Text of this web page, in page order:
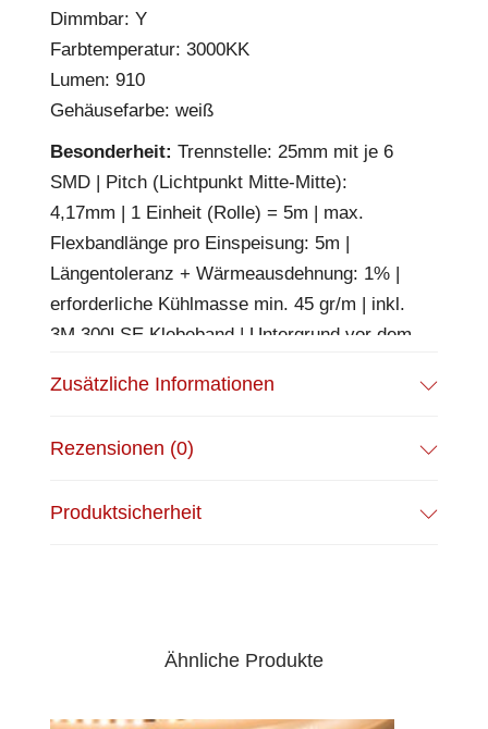
Dimmbar: Y
Farbtemperatur: 3000KK
Lumen: 910
Gehäusefarbe: weiß
Besonderheit: Trennstelle: 25mm mit je 6
SMD | Pitch (Lichtpunkt Mitte-Mitte):
4,17mm | 1 Einheit (Rolle) = 5m | max.
Flexbandlänge pro Einspeisung: 5m |
Längentoleranz + Wärmeausdehnung: 1% |
erforderliche Kühlmasse min. 45 gr/m | inkl.
3M 300LSE Klebeband | Untergrund vor dem
wieder ablösen! | BESONDERHEIT:
Zusätzliche Informationen
Rezensionen (0)
Produktsicherheit
Ähnliche Produkte